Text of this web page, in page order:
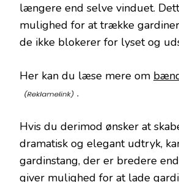
længere end selve vinduet.
mulighed for at trække
de ikke blokerer for lyset og
Her kan du læse mere om
.
Hvis du derimod ønsker at
dramatisk og elegant udtryk,
gardinstang, der er bredere
giver mulighed for at lade